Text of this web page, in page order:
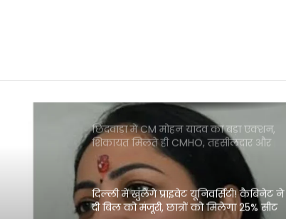
छिंदवाड़ा में CM मोहन यादव का बड़ा एक्शन,
शिकायत मिलते ही CMHO, तहसीलदार और
पटवारी निलंबित
दिल्ली में खुलेंगे प्राइवेट यूनिवर्सिटी! कैबिनेट ने
दी बिल को मंजूरी, छात्रों को मिलेगा 25% सीट
आरक्षण